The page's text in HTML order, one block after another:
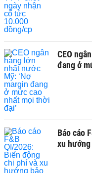
CEO
đang ở
Báo cáo
xu